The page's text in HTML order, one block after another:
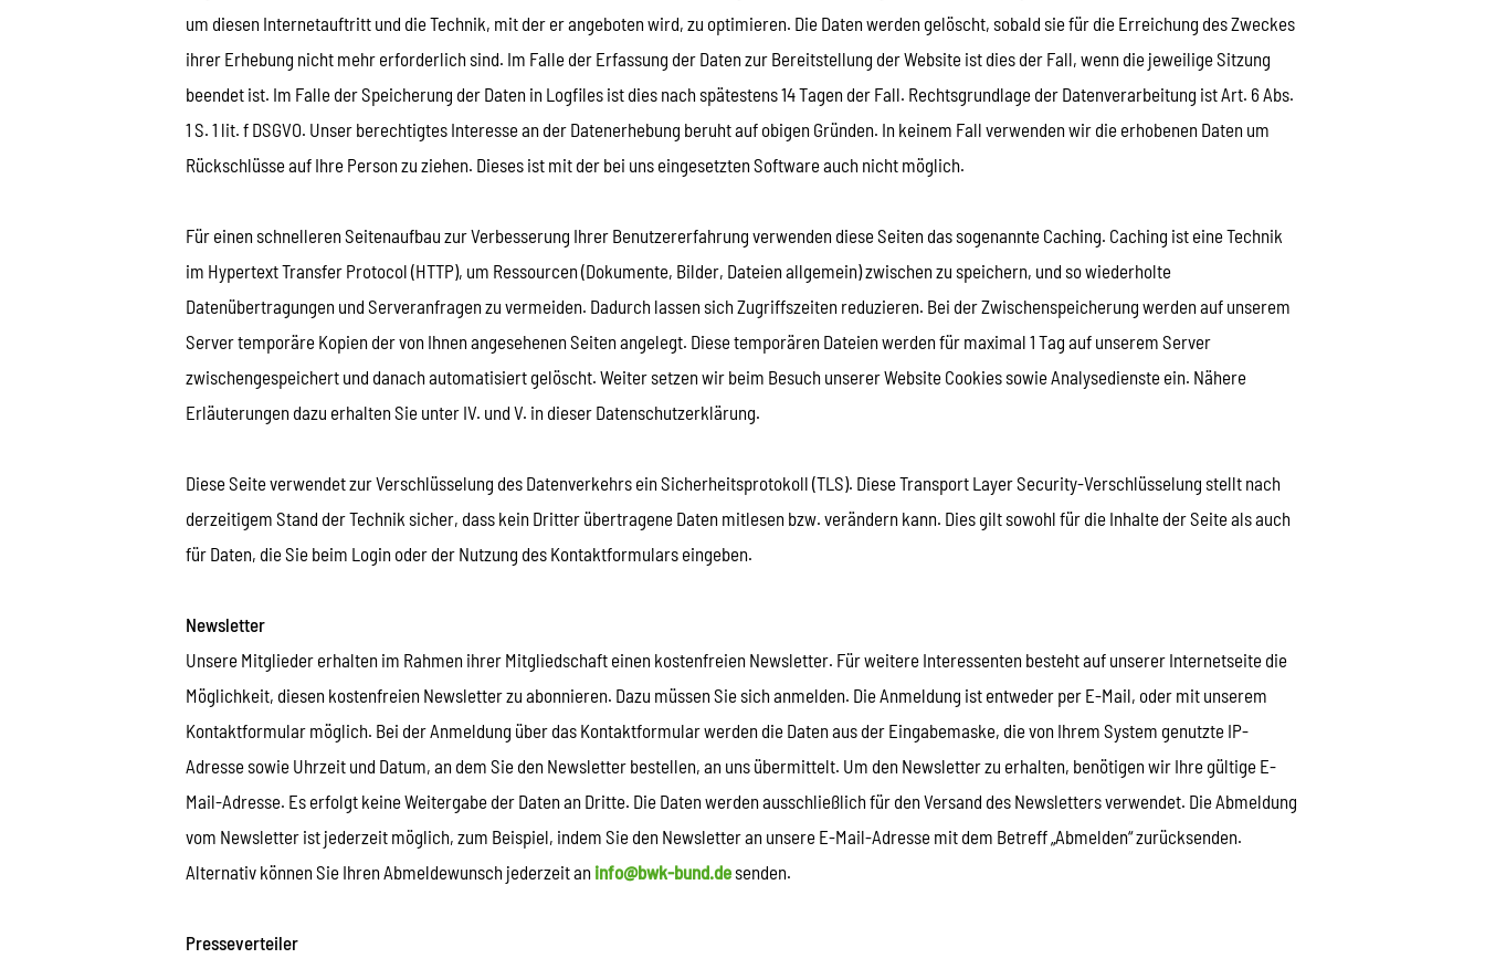
um diesen Internetauftritt und die Technik, mit der er angeboten wird, zu optimieren. Die Daten werden gelöscht, sobald sie für die Erreichung des Zweckes
ihrer Erhebung nicht mehr erforderlich sind. Im Falle der Erfassung der Daten zur Bereitstellung der Website ist dies der Fall, wenn die jeweilige Sitzung
beendet ist. Im Falle der Speicherung der Daten in Logfiles ist dies nach spätestens 14 Tagen der Fall. Rechtsgrundlage der Datenverarbeitung ist Art. 6 Abs.
1 S. 1 lit. f DSGVO. Unser berechtigtes Interesse an der Datenerhebung beruht auf obigen Gründen. In keinem Fall verwenden wir die erhobenen Daten um
Rückschlüsse auf Ihre Person zu ziehen. Dieses ist mit der bei uns eingesetzten Software auch nicht möglich.
Für einen schnelleren Seitenaufbau zur Verbesserung Ihrer Benutzererfahrung verwenden diese Seiten das sogenannte Caching. Caching ist eine Technik
im Hypertext Transfer Protocol (HTTP), um Ressourcen (Dokumente, Bilder, Dateien allgemein) zwischen zu speichern, und so wiederholte
Datenübertragungen und Serveranfragen zu vermeiden. Dadurch lassen sich Zugriffszeiten reduzieren. Bei der Zwischenspeicherung werden auf unserem
Server temporäre Kopien der von Ihnen angesehenen Seiten angelegt. Diese temporären Dateien werden für maximal 1 Tag auf unserem Server
zwischengespeichert und danach automatisiert gelöscht. Weiter setzen wir beim Besuch unserer Website Cookies sowie Analysedienste ein. Nähere
Erläuterungen dazu erhalten Sie unter IV. und V. in dieser Datenschutzerklärung.
Diese Seite verwendet zur Verschlüsselung des Datenverkehrs ein Sicherheitsprotokoll (TLS). Diese Transport Layer Security-Verschlüsselung stellt nach
derzeitigem Stand der Technik sicher, dass kein Dritter übertragene Daten mitlesen bzw. verändern kann. Dies gilt sowohl für die Inhalte der Seite als auch
für Daten, die Sie beim Login oder der Nutzung des Kontaktformulars eingeben.
Newsletter
Unsere Mitglieder erhalten im Rahmen ihrer Mitgliedschaft einen kostenfreien Newsletter. Für weitere Interessenten besteht auf unserer Internetseite die
Möglichkeit, diesen kostenfreien Newsletter zu abonnieren. Dazu müssen Sie sich anmelden. Die Anmeldung ist entweder per E-Mail, oder mit unserem
Kontaktformular möglich. Bei der Anmeldung über das Kontaktformular werden die Daten aus der Eingabemaske, die von Ihrem System genutzte IP-
Adresse sowie Uhrzeit und Datum, an dem Sie den Newsletter bestellen, an uns übermittelt. Um den Newsletter zu erhalten, benötigen wir Ihre gültige E-
Mail-Adresse. Es erfolgt keine Weitergabe der Daten an Dritte. Die Daten werden ausschließlich für den Versand des Newsletters verwendet. Die Abmeldung
vom Newsletter ist jederzeit möglich, zum Beispiel, indem Sie den Newsletter an unsere E-Mail-Adresse mit dem Betreff „Abmelden“ zurücksenden.
Alternativ können Sie Ihren Abmeldewunsch jederzeit an info@bwk-bund.desenden.
Presseverteiler